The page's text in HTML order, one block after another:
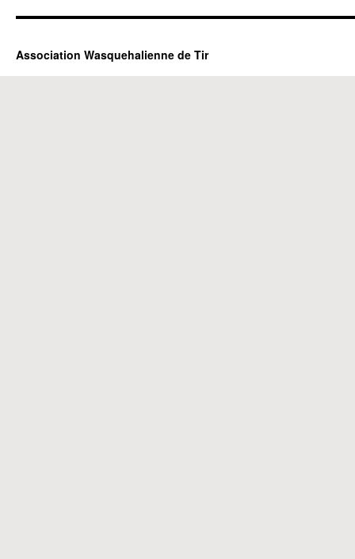
Association Wasquehalienne de Tir